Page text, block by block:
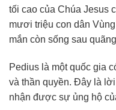
tối cao của Chúa Jesus
mươi triệu con dân
mắn còn sống sau
Pedius là một quốc gia
và thần quyền. Đây là
nhận được sự ủng hộ